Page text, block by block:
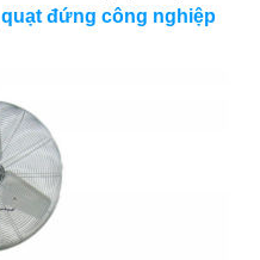
quạt đứng công nghiệp